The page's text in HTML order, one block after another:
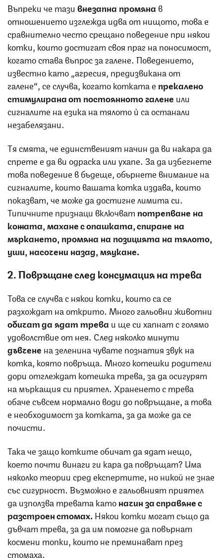
Въпреки че тазивнезапна промяна в
отношението изглежда идва от нищото, това е
сравнително често срещано поведение при някои
котки, които достигат своя праг на поносимост,
когато става въпрос за галене. Поведението,
известно като „агресия, предизвикана от
галене“, се случва, когато котката е прекалено
стимулирана от постоянното галене или
сигналите на езика на тялото ѝ са останали
незабелязани.
Тя смята, че единственият начин да ви накара да
спрете е да ви одраска или ухапе. За да избегнете
това поведение в бъдеще, обърнете внимание на
сигналите, които вашата котка издава, които
показват, че може да достигне лимита си.
Типичните признаци включват потрепване на
кожата, махане с опашката, спиране на
мъркането, промяна на позицията на тялото,
уши, насочени назад, мяукане.
2. Повръщане след консумация на трева
Това се случва с някои котки, които са се
разхождат на открито. Много гальовни животни
обичат да ядат трева и ще си хапнат с голямо
удоволствие от нея. След няколко минути
дъвчене на зеленина чувате познатия звук на
котка, която повръща. Много котешки родители
дори отглеждат котешка трева, за да осигурят
на мъркащия си приятел. Храненето с трева
обаче съвсем нормално води до повръщане, а това
е необходимост за котката, за да може да се
почисти.
Така че защо котките обичат да ядат нещо,
което почти винаги ги кара да повръщат? Има
няколко теории сред експертите, но никой не знае
със сигурност. Възможно е гальовният приятел
да използва тревата катоначин за справяне с
разстроен стомах. Някои котки могат също да
дъвчат трева, за да им помогне да повърнат
космени топки, които не преминават през
стомаха.